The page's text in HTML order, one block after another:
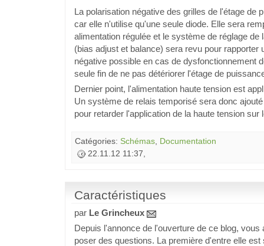
La polarisation négative des grilles de l'étage de
car elle n'utilise qu'une seule diode. Elle sera
alimentation régulée et le système de réglage de
(bias adjust et balance) sera revu pour rapporter
négative possible en cas de dysfonctionnement
seule fin de ne pas détériorer l'étage de
Dernier point, l'alimentation haute tension est
Un système de relais temporisé sera donc
pour retarder l'application de la haute tension sur
Catégories: Schémas Documentation
22.11.12 11:37,
Caractéristiques
par Le Grincheux
Depuis l'annonce de l'ouverture de ce blog,
poser des questions. La première d'entre elle est